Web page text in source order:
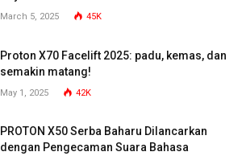
March 5, 2025 45K
Proton X70 Facelift 2025: padu, kemas, dan
semakin matang!
May 1, 2025 42K
PROTON X50 Serba Baharu Dilancarkan
dengan Pengecaman Suara Bahasa